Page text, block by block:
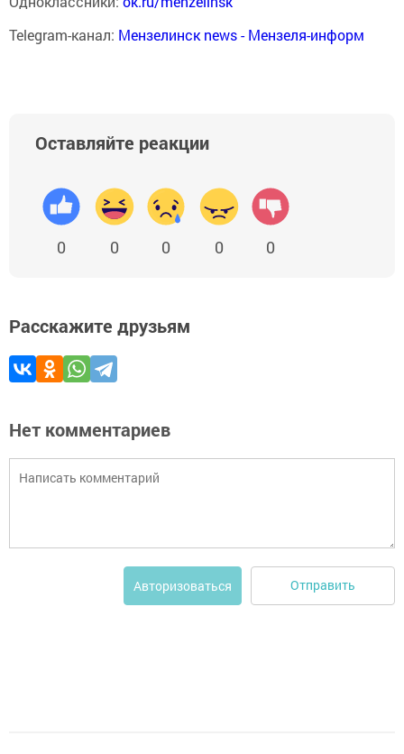
Telegram-канал: Мензелинск news - Мензеля-информ
Оставляйте реакции
0 0 0 0 0
Расскажите друзьям
Нет комментариев
Авторизоваться Отправить